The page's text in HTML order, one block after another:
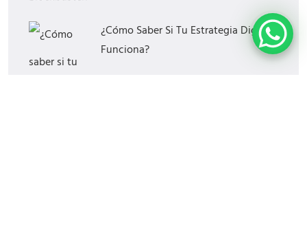
¿Cómo Saber Si Tu Estrategia Digital
Funciona?